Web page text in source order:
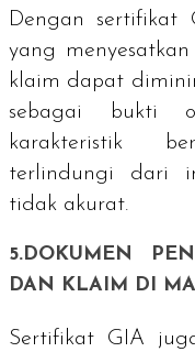
Dengan sertifikat
yang
klaim dapat
sebagai bukti
karakteristik
terlindungi dari
tidak akurat.
5.DOKUMEN
DAN KLAIM DI
Sertifikat GIA